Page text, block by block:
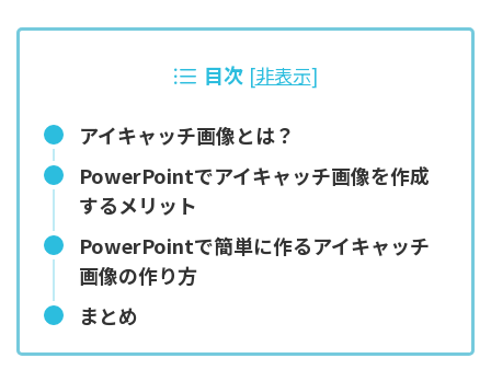
目次 [非表示]
アイキャッチ画像とは？
PowerPointでアイキャッチ画像を作成
するメリット
PowerPointで簡単に作るアイキャッチ
画像の作り方
まとめ